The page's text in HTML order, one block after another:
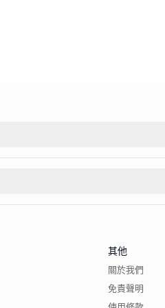
其他
關於我們
免責聲明